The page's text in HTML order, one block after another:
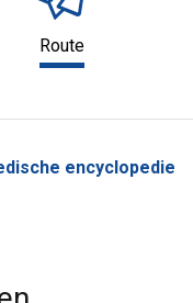
Route
encyclopedie